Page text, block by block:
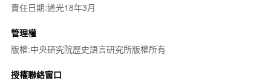
責任日期:道光18年3月
管理權
版權:中央研究院歷史語言研究所版權所有
授權聯絡窗口